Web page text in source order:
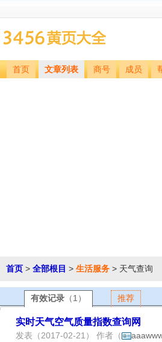
首页 文章列表 商号 成员
首页 > 全部根目 > 生活服务 > 天气查询
有效记录 （1） 推荐
实时天气空气质量指数查询网
发表（2017-02-21） 作者（